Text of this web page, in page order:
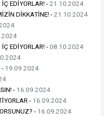
EDİYORLAR! -21.10.2024
DİKKATİNE! -21.10.2024
EDİYORLAR! -08.10.2024
- 19.09.2024
- 16.09.2024
- 16.09.2024
- 16.09.2024